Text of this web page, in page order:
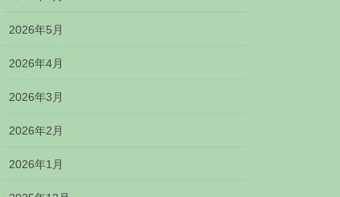
2026年5月
2026年4月
2026年3月
2026年2月
2026年1月